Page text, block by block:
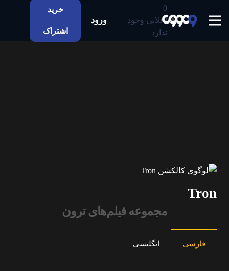
0
اعلانی وجود
ندارد
ورود
خرید
اشتراک
Tron
مجموعه فیلم‌های ترون
فارسی انگلیسی